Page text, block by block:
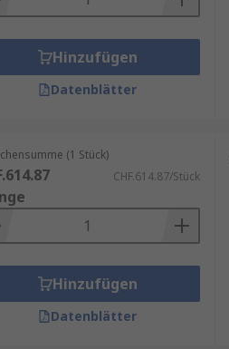
Hinzufügen
Datenblätter
(1 Stück)
CHF.614.87/Stück
Hinzufügen
Datenblätter